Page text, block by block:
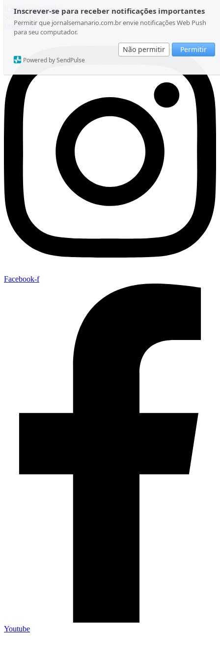
Inscrever-se para receber notificações importantes
Permitir que jornalsemanario.com.br envie notificações Web Push
para seu computador.
Não permitir Permitir
Powered by SendPulse
Ir para o conteúdo
Sexta-feira, 07 de Agosto de 2026
Instagram
Facebook-f
Youtube